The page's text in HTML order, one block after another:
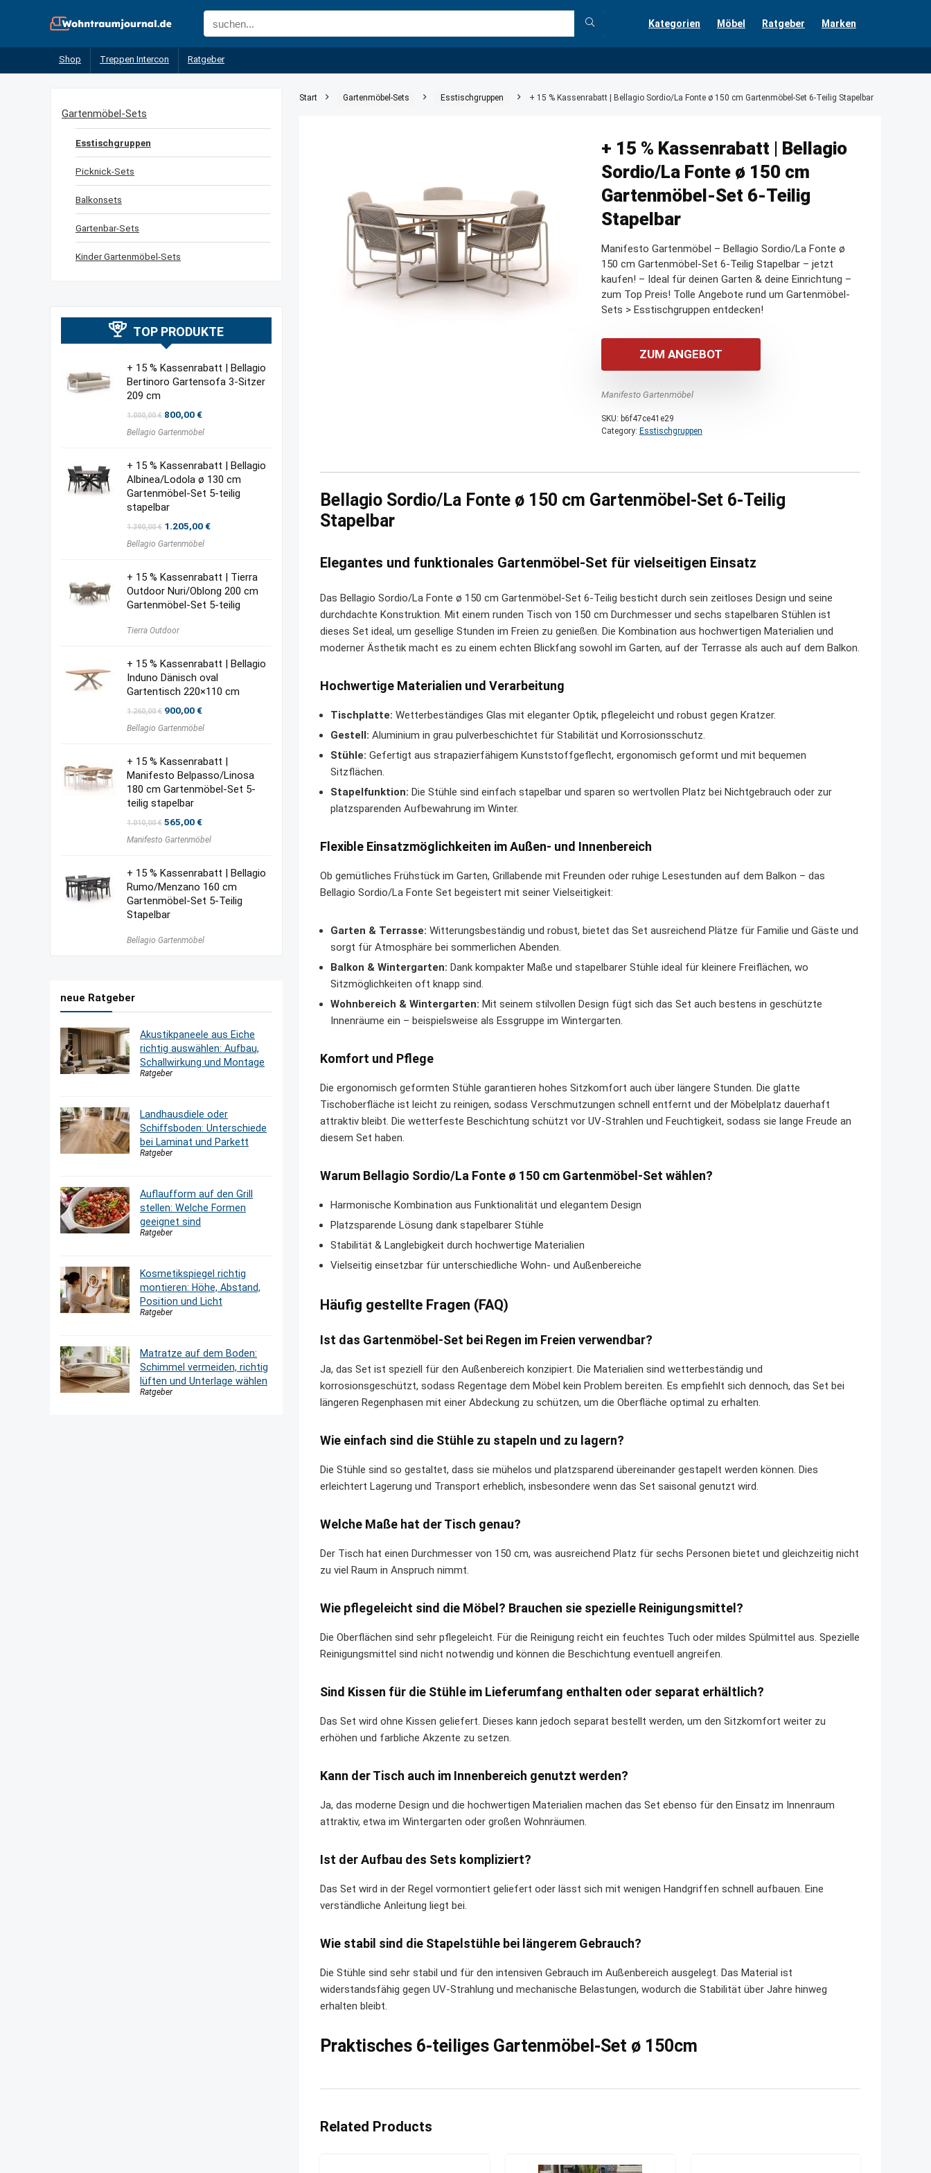
Kategorien Möbel Ratgeber Marken
Shop Treppen Intercon Ratgeber
Start Gartenmöbel-Sets Esstischgruppen + 15 % Kassenrabatt | Bellagio Sordio/La Fonte ø 150 cm Gartenmöbel-Set 6-Teilig Stapelbar
+ 15 % Kassenrabatt | Bellagio
Sordio/La Fonte ø 150 cm
Gartenmöbel-Set 6-Teilig
Stapelbar
Manifesto Gartenmöbel – Bellagio Sordio/La Fonte ø
150 cm Gartenmöbel-Set 6-Teilig Stapelbar – jetzt
kaufen! – Ideal für deinen Garten & deine Einrichtung –
zum Top Preis! Tolle Angebote rund um Gartenmöbel-
Sets > Esstischgruppen entdecken!
ZUM ANGEBOT
Manifesto Gartenmöbel
SKU: b6f47ce41e29
Category: Esstischgruppen
Bellagio Sordio/La Fonte ø 150 cm Gartenmöbel-Set 6-Teilig
Stapelbar
Elegantes und funktionales Gartenmöbel-Set für vielseitigen Einsatz
Das Bellagio Sordio/La Fonte ø 150 cm Gartenmöbel-Set 6-Teilig besticht durch sein zeitloses Design und seine
durchdachte Konstruktion. Mit einem runden Tisch von 150 cm Durchmesser und sechs stapelbaren Stühlen ist
dieses Set ideal, um gesellige Stunden im Freien zu genießen. Die Kombination aus hochwertigen Materialien und
moderner Ästhetik macht es zu einem echten Blickfang sowohl im Garten, auf der Terrasse als auch auf dem Balkon.
Hochwertige Materialien und Verarbeitung
Tischplatte: Wetterbeständiges Glas mit eleganter Optik, pflegeleicht und robust gegen Kratzer.
Gestell: Aluminium in grau pulverbeschichtet für Stabilität und Korrosionsschutz.
Stühle: Gefertigt aus strapazierfähigem Kunststoffgeflecht, ergonomisch geformt und mit bequemen
Sitzflächen.
Stapelfunktion: Die Stühle sind einfach stapelbar und sparen so wertvollen Platz bei Nichtgebrauch oder zur
platzsparenden Aufbewahrung im Winter.
Flexible Einsatzmöglichkeiten im Außen- und Innenbereich
Ob gemütliches Frühstück im Garten, Grillabende mit Freunden oder ruhige Lesestunden auf dem Balkon – das
Bellagio Sordio/La Fonte Set begeistert mit seiner Vielseitigkeit:
Garten & Terrasse: Witterungsbeständig und robust, bietet das Set ausreichend Plätze für Familie und Gäste und
sorgt für Atmosphäre bei sommerlichen Abenden.
Balkon & Wintergarten: Dank kompakter Maße und stapelbarer Stühle ideal für kleinere Freiflächen, wo
Sitzmöglichkeiten oft knapp sind.
Wohnbereich & Wintergarten: Mit seinem stilvollen Design fügt sich das Set auch bestens in geschützte
Innenräume ein – beispielsweise als Essgruppe im Wintergarten.
Komfort und Pflege
Die ergonomisch geformten Stühle garantieren hohes Sitzkomfort auch über längere Stunden. Die glatte
Tischoberfläche ist leicht zu reinigen, sodass Verschmutzungen schnell entfernt und der Möbelplatz dauerhaft
attraktiv bleibt. Die wetterfeste Beschichtung schützt vor UV-Strahlen und Feuchtigkeit, sodass sie lange Freude an
diesem Set haben.
Warum Bellagio Sordio/La Fonte ø 150 cm Gartenmöbel-Set wählen?
Harmonische Kombination aus Funktionalität und elegantem Design
Platzsparende Lösung dank stapelbarer Stühle
Stabilität & Langlebigkeit durch hochwertige Materialien
Vielseitig einsetzbar für unterschiedliche Wohn- und Außenbereiche
Häufig gestellte Fragen (FAQ)
Ist das Gartenmöbel-Set bei Regen im Freien verwendbar?
Ja, das Set ist speziell für den Außenbereich konzipiert. Die Materialien sind wetterbeständig und
korrosionsgeschützt, sodass Regentage dem Möbel kein Problem bereiten. Es empfiehlt sich dennoch, das Set bei
längeren Regenphasen mit einer Abdeckung zu schützen, um die Oberfläche optimal zu erhalten.
Wie einfach sind die Stühle zu stapeln und zu lagern?
Die Stühle sind so gestaltet, dass sie mühelos und platzsparend übereinander gestapelt werden können. Dies
erleichtert Lagerung und Transport erheblich, insbesondere wenn das Set saisonal genutzt wird.
Welche Maße hat der Tisch genau?
Der Tisch hat einen Durchmesser von 150 cm, was ausreichend Platz für sechs Personen bietet und gleichzeitig nicht
zu viel Raum in Anspruch nimmt.
Wie pflegeleicht sind die Möbel? Brauchen sie spezielle Reinigungsmittel?
Die Oberflächen sind sehr pflegeleicht. Für die Reinigung reicht ein feuchtes Tuch oder mildes Spülmittel aus. Spezielle
Reinigungsmittel sind nicht notwendig und können die Beschichtung eventuell angreifen.
Sind Kissen für die Stühle im Lieferumfang enthalten oder separat erhältlich?
Das Set wird ohne Kissen geliefert. Dieses kann jedoch separat bestellt werden, um den Sitzkomfort weiter zu
erhöhen und farbliche Akzente zu setzen.
Kann der Tisch auch im Innenbereich genutzt werden?
Ja, das moderne Design und die hochwertigen Materialien machen das Set ebenso für den Einsatz im Innenraum
attraktiv, etwa im Wintergarten oder großen Wohnräumen.
Ist der Aufbau des Sets kompliziert?
Das Set wird in der Regel vormontiert geliefert oder lässt sich mit wenigen Handgriffen schnell aufbauen. Eine
verständliche Anleitung liegt bei.
Wie stabil sind die Stapelstühle bei längerem Gebrauch?
Die Stühle sind sehr stabil und für den intensiven Gebrauch im Außenbereich ausgelegt. Das Material ist
widerstandsfähig gegen UV-Strahlung und mechanische Belastungen, wodurch die Stabilität über Jahre hinweg
erhalten bleibt.
Praktisches 6-teiliges Gartenmöbel-Set ø 150cm
Related Products
Gartenmöbel-Sets
Esstischgruppen
Picknick-Sets
Balkonsets
Gartenbar-Sets
Kinder Gartenmöbel-Sets
TOP PRODUKTE
+ 15 % Kassenrabatt | Bellagio
Bertinoro Gartensofa 3-Sitzer
209 cm
1.000,00€ Ursprünglicher
war:
800,00€Aktueller
ist:
Bellagio Gartenmöbel
+ 15 % Kassenrabatt | Bellagio
Albinea/Lodola ø 130 cm
Gartenmöbel-Set 5-teilig
stapelbar
1.390,00€ Ursprünglicher
war:
1.205,00€Aktueller
Bellagio Gartenmöbel
+ 15 % Kassenrabatt | Tierra
Outdoor Nuri/Oblong 200 cm
Gartenmöbel-Set 5-teilig
Tierra Outdoor
+ 15 % Kassenrabatt | Bellagio
Induno Dänisch oval
Gartentisch 220×110 cm
1.260,00€ Ursprünglicher
war:
900,00€Aktueller
ist:
Bellagio Gartenmöbel
+ 15 % Kassenrabatt |
Manifesto Belpasso/Linosa
180 cm Gartenmöbel-Set 5-
teilig stapelbar
1.010,00€ Ursprünglicher
war:
565,00€Aktueller
ist:
Manifesto Gartenmöbel
+ 15 % Kassenrabatt | Bellagio
Rumo/Menzano 160 cm
Gartenmöbel-Set 5-Teilig
Stapelbar
Bellagio Gartenmöbel
neue Ratgeber
Akustikpaneele aus Eiche
richtig auswählen: Aufbau,
Schallwirkung und Montage
Ratgeber
Landhausdiele oder
Schiffsboden: Unterschiede
bei Laminat und Parkett
Ratgeber
Auflaufform auf den Grill
stellen: Welche Formen
geeignet sind
Ratgeber
Kosmetikspiegel richtig
montieren: Höhe, Abstand,
Position und Licht
Ratgeber
Matratze auf dem Boden:
Schimmel vermeiden, richtig
lüften und Unterlage wählen
Ratgeber